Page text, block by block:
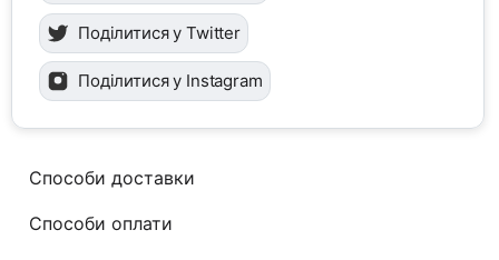
Поділитися у Twitter
Поділитися у Instagram
Способи доставки
Способи оплати